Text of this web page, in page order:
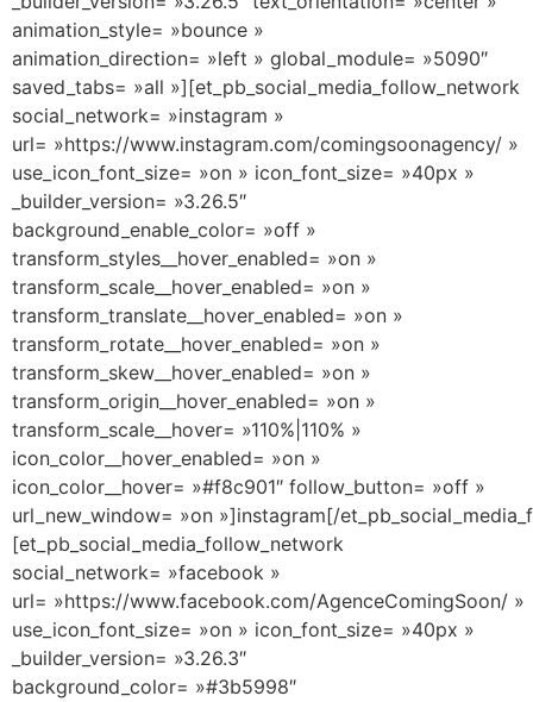
animation_style= »bounce »
animation_direction= »left » global_module= »5090″
saved_tabs= »all »][et_pb_social_media_follow_network
social_network= »instagram »
url= »https://www.instagram.com/comingsoonagency/ »
use_icon_font_size= »on » icon_font_size= »40px »
_builder_version= »3.26.5″
background_enable_color= »off »
transform_styles__hover_enabled= »on »
transform_scale__hover_enabled= »on »
transform_translate__hover_enabled= »on »
transform_rotate__hover_enabled= »on »
transform_skew__hover_enabled= »on »
transform_origin__hover_enabled= »on »
transform_scale__hover= »110%|110% »
icon_color__hover_enabled= »on »
icon_color__hover= »#f8c901″ follow_button= »off »
url_new_window= »on »]instagram[/
[et_pb_social_media_follow_network
social_network= »facebook »
url= »https://www.facebook.com/AgenceComingSoon/ »
use_icon_font_size= »on » icon_font_size= »40px »
_builder_version= »3.26.3″
background_color= »#3b5998″